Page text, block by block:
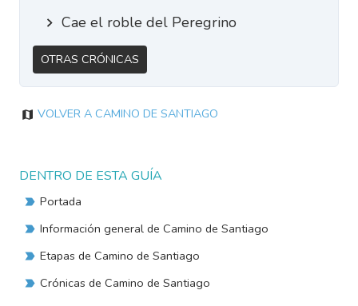
Cae el roble del Peregrino
Otras Crónicas
Volver a Camino de Santiago
DENTRO DE ESTA GUÍA
Portada
Información general de Camino de Santiago
Etapas de Camino de Santiago
Crónicas de Camino de Santiago